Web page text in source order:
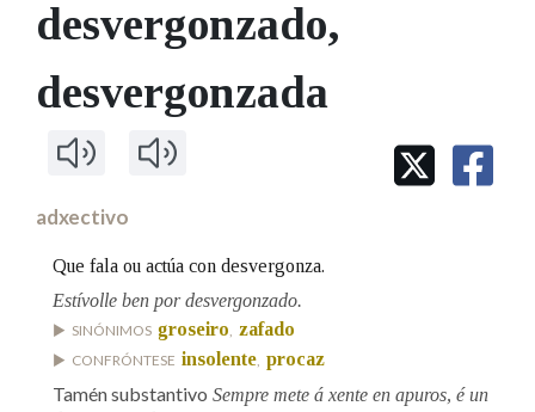
IDENTIDADE CORPORATIVA
MARCIAL DEL ADALID
CASA-MUSEO EMILIA PARDO
BAZÁN
FIGURAS HOMENAXEADAS
60 ANOS DLG
PRIMAVERA DAS LETRAS
PORTAL DAS PALABRAS
Facebook
TwitterYoutubeInstagram
Bluesky
BUSCAR NOS LEMAS
Comeza por
Remata por
Contén
BUSCAR NO CONTIDO
desvergonzado,
desvergonzada
adxectivo
Que fala ou actúa con desvergonza.
Estívolle ben por desvergonzado.
SINÓNIMOS groseiro zafado
CONFRÓNTESE insolente procaz
Tamén substantivo Sempre mete á xente en apuros, é un